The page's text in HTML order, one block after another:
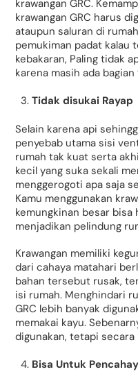
krawangan GRC.
krawangan GRC harus
ataupun saluran di
pemukiman padat kalau
kebakaran, Paling tidak
karena masih ada
Tidak disukai Rayap
Selain karena api
penyebab utama sisi
rumah tak kuat serta
kecil yang suka sekali
menggerogoti apa saja
Kamu menggunakan
kemungkinan besar
menjadikan pelindung
Krawangan memiliki
dari cahaya matahari
bahan tersebut rusak,
isi rumah. Menghindari
GRC lebih banyak
memakai kayu.
digunakan, tetapi secara
Bisa Untuk